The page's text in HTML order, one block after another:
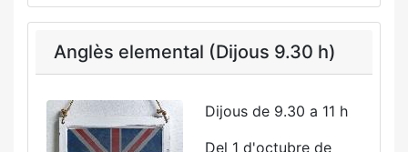
Anglès elemental (Dijous 9.30 h)
Dijous de 9.30 a 11 h
Del 1 d'octubre de